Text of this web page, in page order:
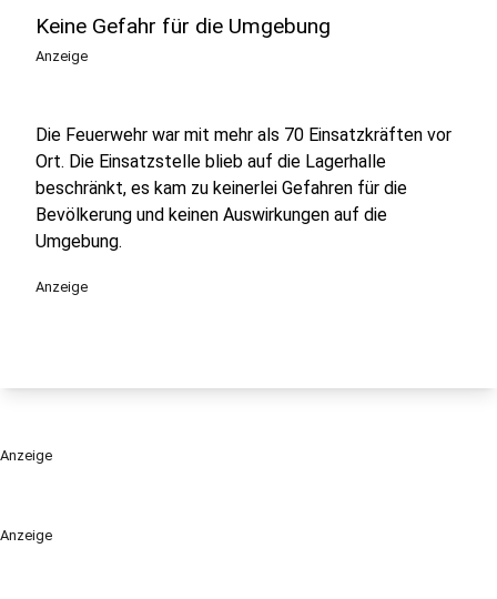
Anzeige
Keine Gefahr für die Umgebung
Anzeige
Die Feuerwehr war mit mehr als 70 Einsatzkräften vor
Ort. Die Einsatzstelle blieb auf die Lagerhalle
beschränkt, es kam zu keinerlei Gefahren für die
Bevölkerung und keinen Auswirkungen auf die
Umgebung.
Anzeige
Anzeige